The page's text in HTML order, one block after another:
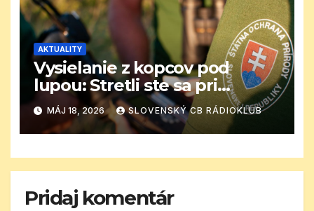
AKTUALITY
Vysielanie z kopcov pod
lupou: Stretli ste sa pri
portejbli s kontrolou?
MÁJ 18, 2026 SLOVENSKÝ CB RÁDIOKLUB
Pridaj komentár